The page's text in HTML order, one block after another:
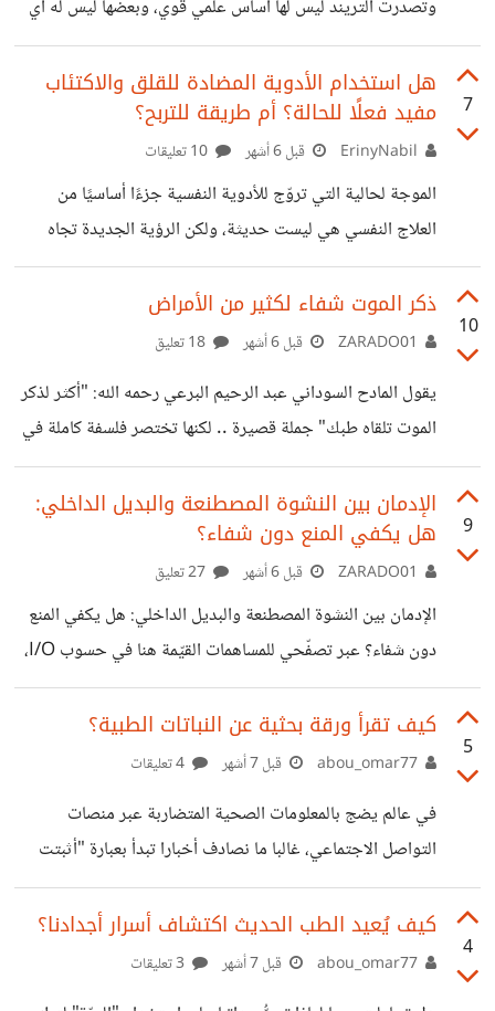
وتصدرت التريند ليس لها أساس علمي قوي، وبعضها ليس له أي
أساس أصلًا، بل تعتمد على بعض النتائج الجانبية دليلًا قويًا،
ومنها مثلًا مشروبات الديتوكس "Detox juices" ومن
المفترض إنها تساعد الجسم على التخلص من السموم، والسموم
هي المعادن الثقيلة أو المواد الكيميائية المصنعة أو الملوثات
وهكذا، في حين إنها لا تستطيع إزالة اي من هذه الملوثات،
والجسم بطبيعته قادر على ذلك من خلال الكبد والكُلى ونظام
7
هل استخدام الأدوية المضادة للقلق والاكتئاب
مفيد فعلًا للحالة؟ أم طريقة للتربح؟
قبل 6 أشهر
الموجة لحالية التي تروّج للأدوية النفسية جزءًا أساسيًا من
العلاج النفسي هي ليست حديثة، ولكن الرؤية الجديدة تجاه
العلاج النفسي أخذت منحنى مختلف، وبرغم أن زيادة الوعي
بالعلاج النفسي كان ضرورة لفهم الاضطرابات النفسية ومنشأها
وكيفية التعامل معها بأسلوب سليم، فما زلنا في احتياج لفهم دور
الاضطرابات التنموية، العامل الكيميائي فيها هو جزء من
البيولوجيا، إنما لا يفسّر الاضطراب، والدواء الموصوف غرضه هو
تغليف الأعراض أو إخفائها لوقت محدد، إنما لا يعالج الاضطراب
10
ذكر الموت شفاء لكثير من الأمراض
قبل 6 أشهر
يقول المادح السوداني عبد الرحيم البرعي رحمه الله: "أكثر لذكر
الموت تلقاه طبك" جملة قصيرة .. لكنها تختصر فلسفة كاملة في
تربية النفس وعلاج أمراضها الخفية. ذكر الموت لا يُقصد به نشر
الكآبة أو الهروب من الحياة .. بل العكس تمامًا .. هو إعادة ترتيب
علاقتنا بها. حين يستقر في الوعي أن كل ما نملكه مؤقت .. وأننا
عابرون مهما طال المقام .. تخف حدّة التعلّق .. ويهدأ صراع
السيطرة .. ويتراجع وهم التملك المطلق. الإنسان حين ينسى
الموت يتضخم
9
الإدمان بين النشوة المصطنعة والبديل الداخلي:
هل يكفي المنع دون شفاء؟
قبل 6 أشهر
الإدمان بين النشوة المصطنعة والبديل الداخلي: هل يكفي المنع
دون شفاء؟ عبر تصفّحي للمساهمات القيّمة هنا في حسوب I/O،
مررت ذات مرة بنقاش عن الإدمان والانتكاسة، لكنني لم أستطع
العثور عليه مجددًا. لذلك أحببت أن أطرح الفكرة في مساهمة
مستقلة، لما للموضوع من خطورة وأهمية، ولأنه يمسّ تجربة
شريحة واسعة من الأعضاء ترفض مفاهيم مثل الطاقة، اليوغا،
الشاكرات، أو أي طرح ذي طابع روحي غير تقليدي، وربما أتعرض
– كالعادة
5
كيف تقرأ ورقة بحثية عن النباتات الطبية؟
قبل 7 أشهر
في عالم يضج بالمعلومات الصحية المتضاربة عبر منصات
التواصل الاجتماعي، غالبا ما نصادف أخبارا تبدأ بعبارة "أثبتت
الدراسات" لتسويق نبتة معينة كعلاج سحري، ولكن كباحث في
هذا المجال أؤكد لك أن قراءة الخبر تختلف تماما عن قراءة الورقة
البحثية نفسها. لكي لا تقع في فخ التضليل العلمي عليك أولا أن
4
كيف يُعيد الطب الحديث اكتشاف أسرار أجدادنا؟
قبل 7 أشهر